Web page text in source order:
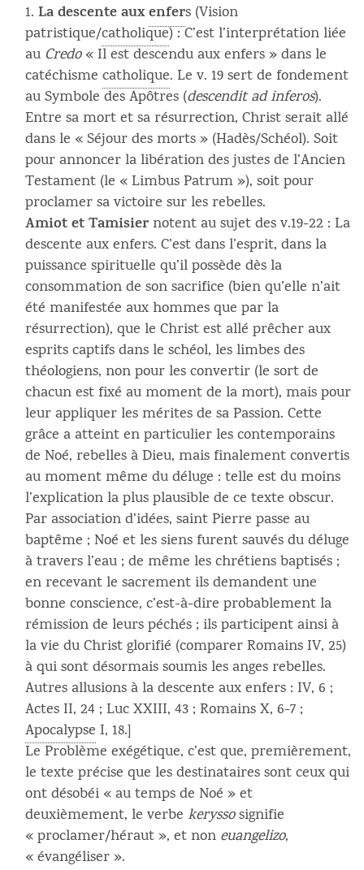
La descente auxenfers (Vision
patristique/catholique) : C’est l’interprétation liée
au Credo« Il est descendu aux enfers » dans le
catéchismecatholique. Le v. 19 sert de fondement
au Symbole des Apôtres (descendit ad inferos).
Entre sa mort et sa résurrection, Christ serait allé
dans le « Séjour des morts » (Hadès/Schéol). Soit
pour annoncer la libération des justes de l’Ancien
Testament (le « Limbus Patrum »), soit pour
proclamer sa victoire sur les rebelles.
Amiot et Tamisiernotent au sujet des v.19-22 : La
descente aux enfers. C’est dans l’esprit, dans la
puissance spirituelle qu’il possède dès la
consommation de son sacrifice (bien qu’elle n’ait
été manifestée aux hommes que par la
résurrection), que le Christ est allé prêcher aux
esprits captifs dans le schéol, les limbes des
théologiens, non pour les convertir (le sort de
chacun est fixé au moment de la mort), mais pour
leur appliquer les mérites de sa Passion. Cette
grâce a atteint en particulier les contemporains
de Noé, rebelles à Dieu, mais finalement convertis
au moment même du déluge : telle est du moins
l’explication la plus plausible de ce texte obscur.
Par association d’idées, saint Pierre passe au
baptême ; Noé et les siens furent sauvés du déluge
à travers l’eau ; de même les chrétiens baptisés ;
en recevant le sacrement ils demandent une
bonne conscience, c’est-à-dire probablement la
rémission de leurs péchés ; ils participent ainsi à
la vie du Christ glorifié (comparer Romains IV, 25)
à qui sont désormais soumis les anges rebelles.
Autres allusions à la descente aux enfers : IV, 6 ;
Actes II, 24 ; Luc XXIII, 43 ; Romains X, 6-7 ;
Apocalypse I, 18.]
Le Problème exégétique, c’est que, premièrement,
le texte précise que les destinataires sont ceux qui
ont désobéi « au temps de Noé » et
deuxièmement, le verbe keryssosignifie
« proclamer/héraut », et non euangelizo,
« évangéliser ».